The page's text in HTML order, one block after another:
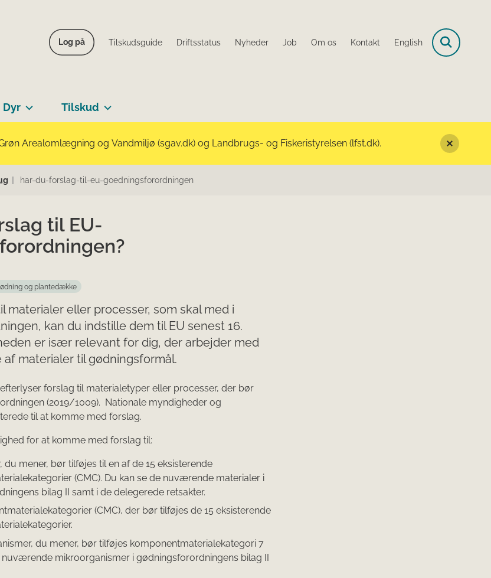
Log på Tilskudsguide Driftsstatus Nyheder Job Om os Kontakt English
Dyr Tilskud
Arealomlægning og Vandmiljø (sgav.dk) og Landbrugs- og Fiskeristyrelsen (lfst.dk).
har-du-forslag-til-eu-goedningsforordningen
til EU-
og plantedække
materialer eller processer, som skal med i
kan du indstille dem til EU senest 16.
er især relevant for dig, der arbejder med
materialer til gødningsformål.
forslag til materialetyper eller processer, der bør
(2019/1009). Nationale myndigheder og
til at komme med forslag.
for at komme med forslag til:
du mener, bør tilføjes til en af de 15 eksisterende
(CMC). Du kan se de nuværende materialer i
bilag II samt i de delegerede retsakter.
(CMC), der bør tilføjes de 15 eksisterende
du mener, bør tilføjes komponentmaterialekategori 7
nuværende mikroorganismer i gødningsforordningens bilag II